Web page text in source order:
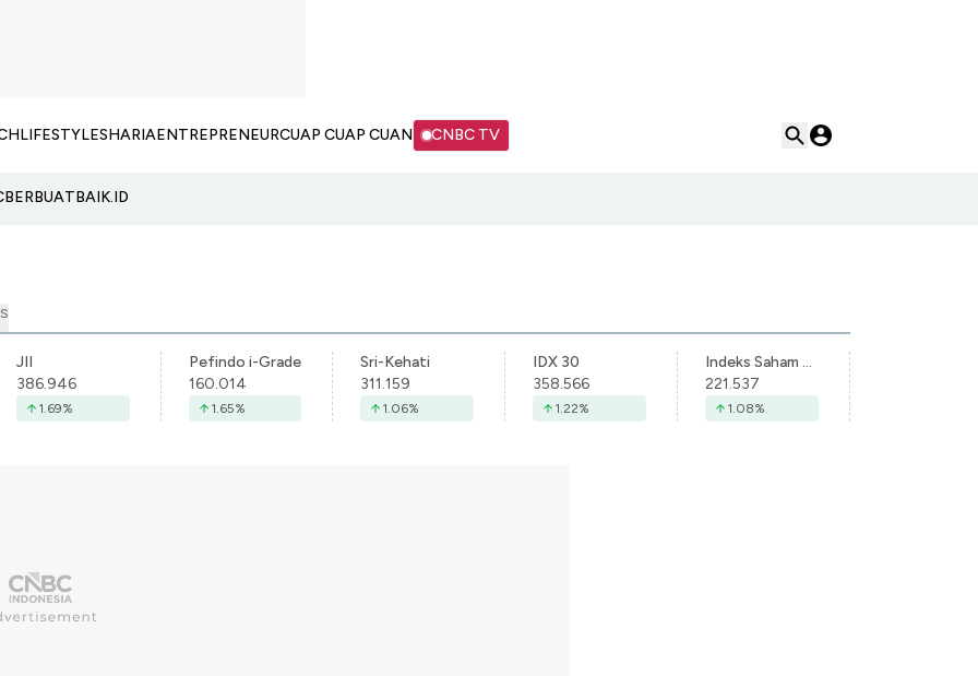
LIFESTYLESHARIAENTREPRENEURCUAP CUAP CUAN CNBC TV
BERBUATBAIK.ID
JII
386.946
1.69%
Pefindo i-Grade
160.014
1.65%
Sri-Kehati
311.159
1.06%
IDX 30
358.566
1.22%
Indeks Saham Syariah Indonesia
221.537
1.08%